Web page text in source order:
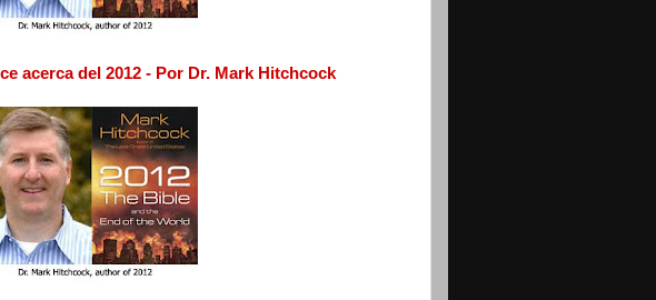
acerca del 2012 - Por Dr. Mark Hitchcock